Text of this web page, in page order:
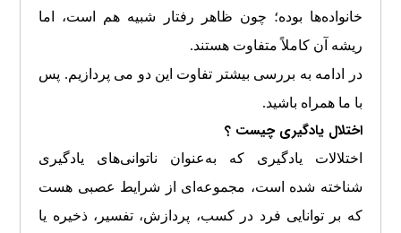
خانواده‌ها بوده؛ چون ظاهر رفتار شبیه هم است، اما
ریشه آن کاملاً متفاوت هستند.
در ادامه به بررسی بیشتر تفاوت این دو می پردازیم. پس
با ما همراه باشید.
اختلال یادگیری چیست ؟
اختلالات یادگیری که به‌عنوان ناتوانی‌های یادگیری
شناخته شده است، مجموعه‌ای از شرایط عصبی هست
که بر توانایی فرد در کسب، پردازش، تفسیر، ذخیره یا